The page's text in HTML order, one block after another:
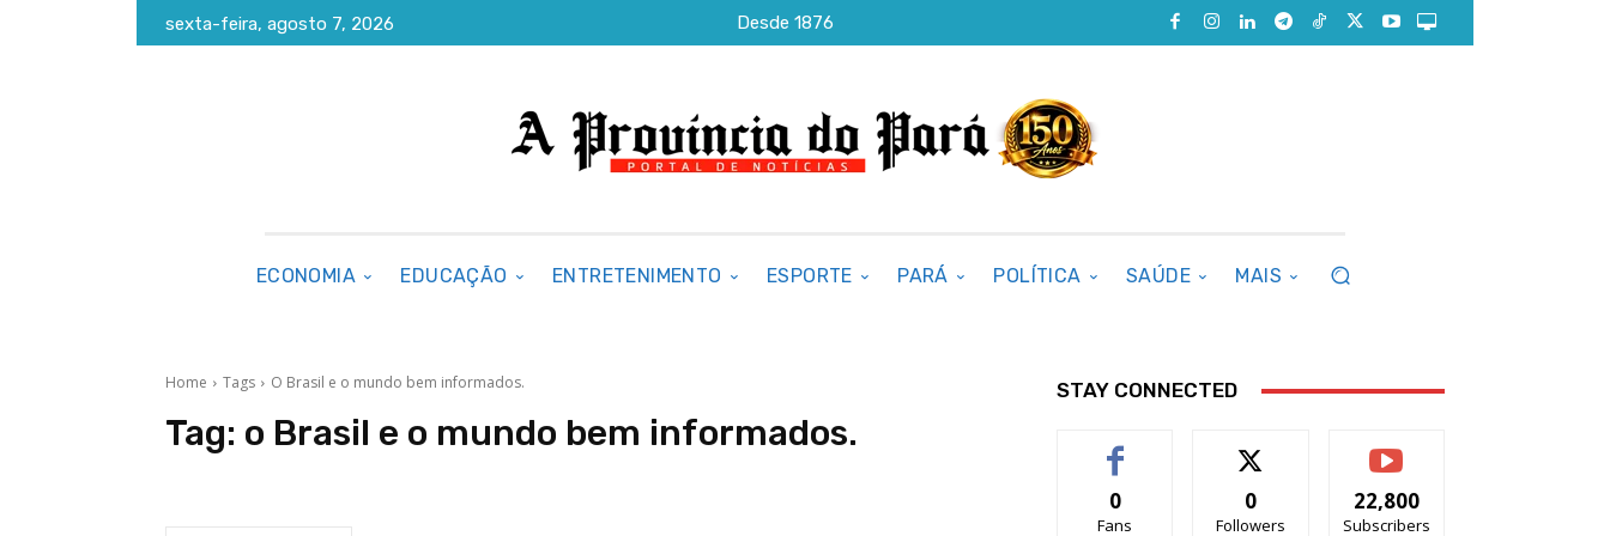
sexta-feira, agosto 7, 2026 Desde 1876
ECONOMIA EDUCAÇÃO ENTRETENIMENTO ESPORTE PARÁ POLÍTICA SAÚDE MAIS
Home Tags O Brasil e o mundo bem informados.
Tag: o Brasil e o mundo bem informados.
STAY CONNECTED
0
Fans
0
Followers
22,800
Subscribers